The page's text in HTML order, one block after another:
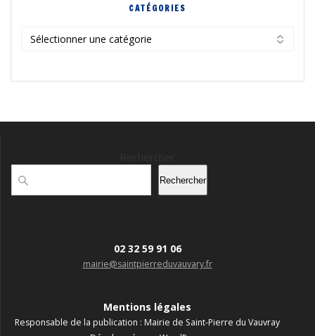
CATÉGORIES
Rechercher
02 32 59 91 06
mairie@saintpierreduvauvary.fr
Mentions légales
Responsable de la publication : Mairie de Saint-Pierre du Vauvray